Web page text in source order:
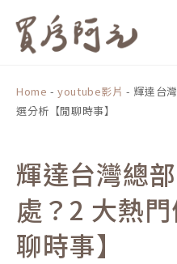
Home -youtube影片 - 輝達台
選分析【閒聊時事】
輝達台灣總
處？2 大熱
聊時事】